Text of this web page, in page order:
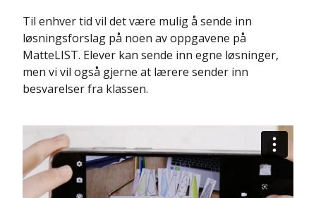
Til enhver tid vil det være mulig å sende inn
løsningsforslag på noen av oppgavene på
MatteLIST. Elever kan sende inn egne løsninger,
men vi vil også gjerne at lærere sender inn
besvarelser fra klassen.